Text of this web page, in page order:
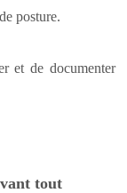
posture.
et de documenter
tout